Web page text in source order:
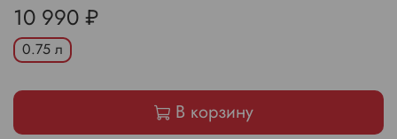
10 990 ₽
0.75 л
В корзину